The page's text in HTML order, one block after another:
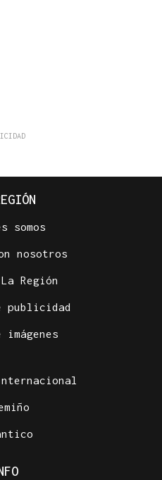
somos
nosotros
Región
publicidad
imágenes